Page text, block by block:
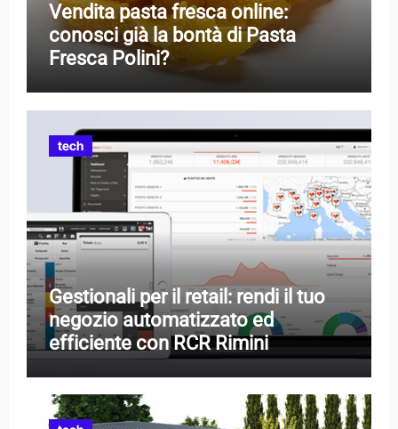
Vendita pasta fresca online:
conosci già la bontà di Pasta
Fresca Polini?
tech
Gestionali per il retail: rendi il tuo
negozio automatizzato ed
efficiente con RCR Rimini